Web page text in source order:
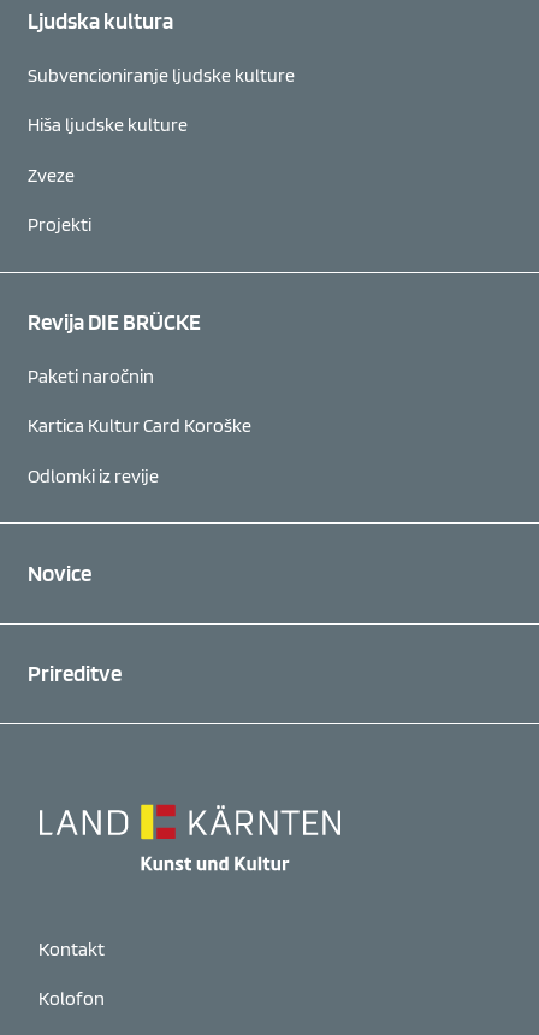
Ljudska kultura
Subvencioniranje ljudske kulture
Hiša ljudske kulture
Zveze
Projekti
Revija DIE BRÜCKE
Paketi naročnin
Kartica Kultur Card Koroške
Odlomki iz revije
Novice
Prireditve
Kontakt
Kolofon